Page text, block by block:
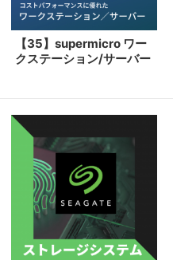
【35】supermicro ワー
クステーション/サーバー